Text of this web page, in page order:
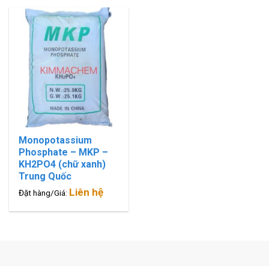
Monopotassium
Phosphate – MKP –
KH2PO4 (chữ xanh)
Trung Quốc
Đặt hàng/Giá: Liên hệ